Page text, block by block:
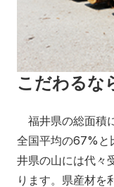
こだわるな
福井県の総面積
全国平均の67%と
井県の山には代々
ります。県産材を